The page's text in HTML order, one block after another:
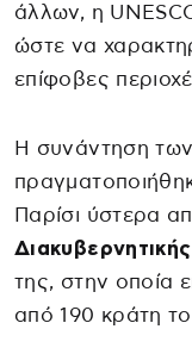
άλλων, η
ώστε να
επίφοβες
Η συνάντηση
Παρίσι ύστερα
της, στην οποία
από 190 κράτη